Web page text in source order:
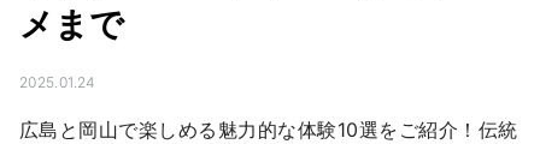
メまで
2025.01.24
広島と岡山で楽しめる魅力的な体験10選をご紹介！伝統